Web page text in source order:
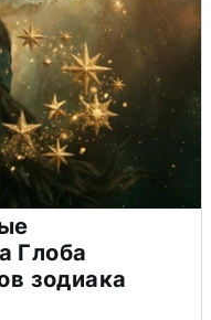
Глоба
зодиака